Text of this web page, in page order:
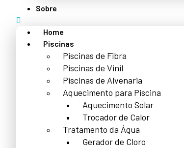
Sobre
Home
Piscinas
Piscinas de Fibra
Piscinas de Vinil
Piscinas de Alvenaria
Aquecimento para Piscina
Aquecimento Solar
Trocador de Calor
Tratamento da Água
Gerador de Cloro